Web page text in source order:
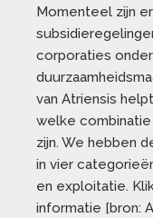
Momenteel zijn
corporaties
van Atriensis
welke
zijn. We hebben
in vier
en exploitatie.
informatie [bron: